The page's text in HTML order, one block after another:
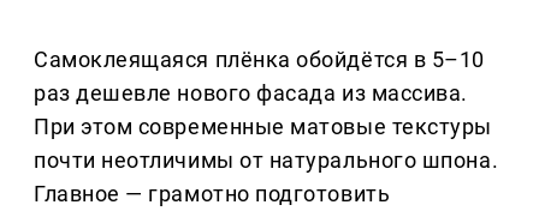
Самоклеящаяся плёнка обойдётся в 5–10
раз дешевле нового фасада из массива.
При этом современные матовые текстуры
почти неотличимы от натурального шпона.
Главное — грамотно подготовить